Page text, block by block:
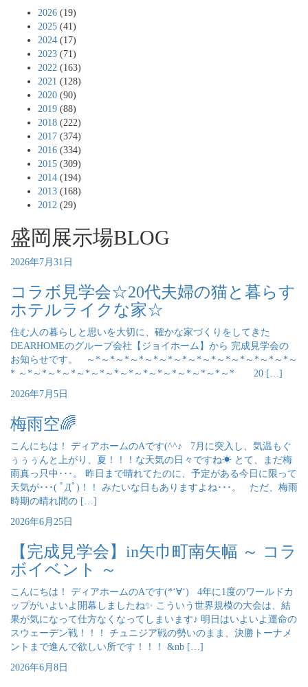
2026 (19)
2025 (41)
2024 (17)
2023 (71)
2022 (163)
2021 (128)
2020 (90)
2019 (88)
2018 (222)
2017 (374)
2016 (334)
2015 (309)
2014 (194)
2013 (168)
2012 (29)
盛岡展示場BLOG
2026年7月31日
コラボ見学会☆20代夫婦の猫と暮らす
ホテルライクな家☆
住む人の暮らしと思いを大切に、確かな家づくりをしてきた
DEARHOMEのグループ会社【ジョイホーム】から 完成見学会の
お知らせです。 ～*～*～*～*～*～*～*～*～*～*～*～*～*～*～
* ～*～*～*～*～*～*～*～*～*～*～*～*～*～*～* 20 […]
2026年7月5日
梅雨空🌈
こんにちは！ ディアホームのAです(^^♪ 7月に突入し、気温もぐ
ぅぅぅんと上がり、夏！！！な天気の日々ですね☀ とて、まだ梅
雨真っ只中･･･。 昨日まで晴れてたのに、予定がある今日に限って
天気が･･･( ﾟДﾟ)！！ みたいな日もありますよね･･･。 ただ、梅雨
時期の晴れ間の […]
2026年6月25日
【完成見学会】in矢巾町南矢幅 ～ コラ
ボイベント ～
こんにちは！ ディアホームのAです(*‘∀‘) 4年に1度のワールドカ
ップがいよいよ開幕しましたね✨ こういう世界規模の大会は、結
果が気になって仕方なくなってしまいます♪ 明日はいよいよ運命の
スウェーデン戦！！！ チュニジア戦の勢いのまま、決勝トーナメ
ントまで進んで欲しい所です！！！ &nb […]
2026年6月8日